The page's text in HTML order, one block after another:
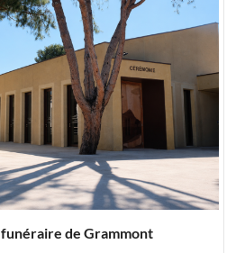
de Grammont